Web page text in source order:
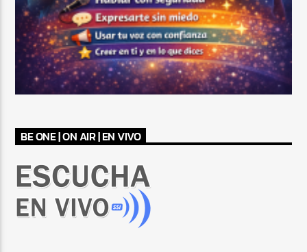
BE ONE | ON AIR | EN VIVO